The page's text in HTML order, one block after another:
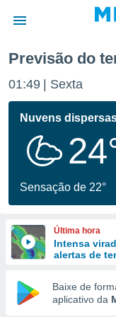
da
fornecidas
a este
das
e
forma
digital
Previsão do
01:49 Sexta
Nuvens
Sensação de 22°
Última hora
Intensa
alertas de
Baixe de
aplicativo da